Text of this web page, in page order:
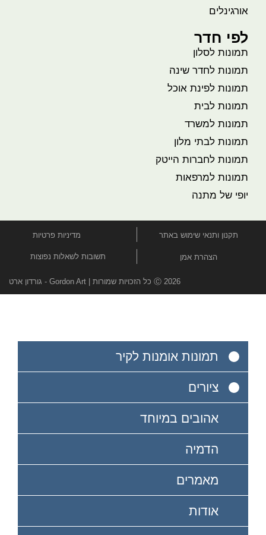
אורגינלים
לפי חדר
תמונות לסלון
תמונות לחדר שינה
תמונות לפינת אוכל
תמונות לבית
תמונות למשרד
תמונות לבתי מלון
תמונות לחברות הייטק
תמונות למרפאות
יופי של מתנה
תקנון ותנאי שימוש באתר מדיניות פרטיות
הצהרת אמן תשובות לשאלות נפוצות
Ⓒ 2026 כל הזכויות שמורות | Gordon Art - גורדון ארט
תמונות אומנות לקיר
ציורים
אהובים במיוחד
הדמיה
מאמרים
אודות